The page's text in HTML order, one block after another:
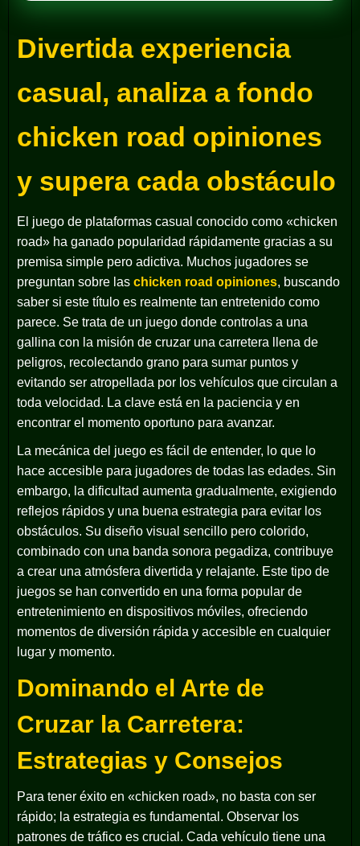
Divertida experiencia
casual, analiza a fondo
chicken road opiniones
y supera cada obstáculo
El juego de plataformas casual conocido como «chicken
road» ha ganado popularidad rápidamente gracias a su
premisa simple pero adictiva. Muchos jugadores se
preguntan sobre las chicken road opiniones, buscando
saber si este título es realmente tan entretenido como
parece. Se trata de un juego donde controlas a una
gallina con la misión de cruzar una carretera llena de
peligros, recolectando grano para sumar puntos y
evitando ser atropellada por los vehículos que circulan a
toda velocidad. La clave está en la paciencia y en
encontrar el momento oportuno para avanzar.
La mecánica del juego es fácil de entender, lo que lo
hace accesible para jugadores de todas las edades. Sin
embargo, la dificultad aumenta gradualmente, exigiendo
reflejos rápidos y una buena estrategia para evitar los
obstáculos. Su diseño visual sencillo pero colorido,
combinado con una banda sonora pegadiza, contribuye
a crear una atmósfera divertida y relajante. Este tipo de
juegos se han convertido en una forma popular de
entretenimiento en dispositivos móviles, ofreciendo
momentos de diversión rápida y accesible en cualquier
lugar y momento.
Dominando el Arte de
Cruzar la Carretera:
Estrategias y Consejos
Para tener éxito en «chicken road», no basta con ser
rápido; la estrategia es fundamental. Observar los
patrones de tráfico es crucial. Cada vehículo tiene una